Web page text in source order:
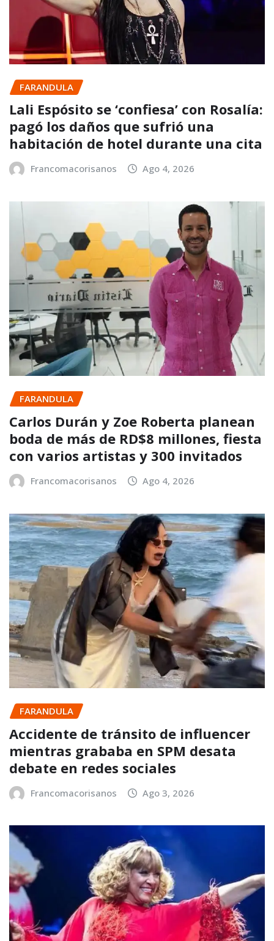
FARANDULA
Lali Espósito se ‘confiesa’ con Rosalía:
pagó los daños que sufrió una
habitación de hotel durante una cita
Francomacorisanos Ago 4, 2026
FARANDULA
Carlos Durán y Zoe Roberta planean
boda de más de RD$8 millones, fiesta
con varios artistas y 300 invitados
Francomacorisanos Ago 4, 2026
FARANDULA
Accidente de tránsito de influencer
mientras grababa en SPM desata
debate en redes sociales
Francomacorisanos Ago 3, 2026